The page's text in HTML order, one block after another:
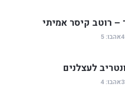
– רוטב קיסר אמיתי
אהבו: 5
לעצלנים
אהבו: 4